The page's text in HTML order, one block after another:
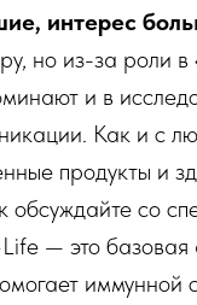
интерес
но из-за роли
и в
Как и с
продукты и
со
— это базовая
иммунной